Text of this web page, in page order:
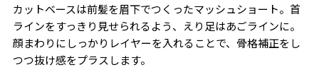
カットベースは前髪を眉下でつくったマッシュショート。首
ラインをすっきり見せられるよう、えり足はあごラインに。
顔まわりにしっかりレイヤーを入れることで、骨格補正をし
つつ抜け感をプラスします。